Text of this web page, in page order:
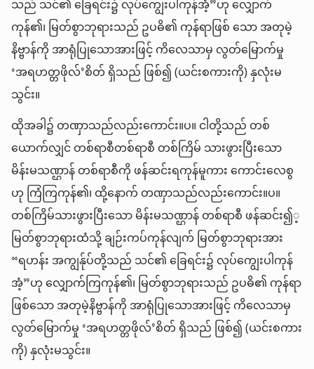
သည် သင်၏ ခြေရင်း၌ လုပ်ကျွေးပါကုန်အံ့”ဟု လျှောက်
ကုန်၏၊ မြတ်စွာဘုရားသည် ဥပဓိ၏ ကုန်ရာဖြစ် သော အတုမဲ့
နိဗ္ဗာန်ကို အာရုံပြုသောအားဖြင့် ကိလေသာမှ လွတ်မြောက်မှု
‘အရဟတ္တဖိုလ်’စိတ် ရှိသည် ဖြစ်၍ (ယင်းစကားကို) နှလုံးမ
သွင်း။
ထိုအခါ၌ တဏှာသည်လည်းကောင်း။ပ။ ငါတို့သည် တစ်
ယောက်လျှင် တစ်ရာစီတစ်ရာစီ တစ်ကြိမ် သားဖွားပြီးသော
မိန်းမသဏ္ဌာန် တစ်ရာစီကို ဖန်ဆင်းရကုန်မူကား ကောင်းလေစွ
ဟု ကြံကြကုန်၏၊ ထို့နောက် တဏှာသည်လည်းကောင်း။ပ။
တစ်ကြိမ်သားဖွားပြီးသော မိန်းမသဏ္ဌာန် တစ်ရာစီ ဖန်ဆင်း၍့
မြတ်စွာဘုရားထံသို့ ချဉ်းကပ်ကုန်လျက် မြတ်စွာဘုရားအား
“ရဟန်း အကျွန်ုပ်တို့သည် သင်၏ ခြေရင်း၌ လုပ်ကျွေးပါကုန်
အံ့”ဟု လျှောက်ကြကုန်၏၊ မြတ်စွာဘုရားသည် ဥပဓိ၏ ကုန်ရာ
ဖြစ်သော အတုမဲ့နိဗ္ဗာန်ကို အာရုံပြုသောအားဖြင့် ကိလေသာမှ
လွတ်မြောက်မှု ‘အရဟတ္တဖိုလ်’စိတ် ရှိသည် ဖြစ်၍ (ယင်းစကား
ကို) နှလုံးမသွင်း။